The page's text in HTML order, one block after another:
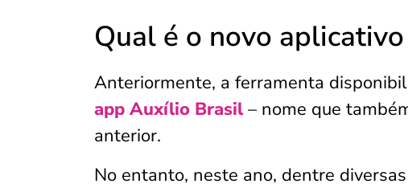
Qual é o novo
Anteriormente, a ferramenta
app Auxílio Brasil – nome que
anterior.
No entanto, neste ano, dentre